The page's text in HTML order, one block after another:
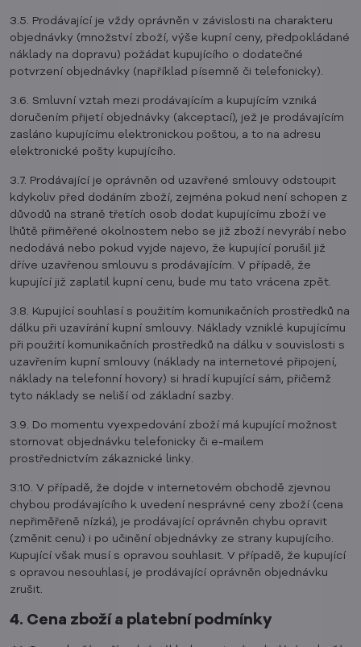
3.5. Prodávající je vždy oprávněn v závislosti na charakteru
objednávky (množství zboží, výše kupní ceny, předpokládané
náklady na dopravu) požádat kupujícího o dodatečné
potvrzení objednávky (například písemně či telefonicky).
3.6. Smluvní vztah mezi prodávajícím a kupujícím vzniká
doručením přijetí objednávky (akceptací), jež je prodávajícím
zasláno kupujícímu elektronickou poštou, a to na adresu
elektronické pošty kupujícího.
3.7. Prodávající je oprávněn od uzavřené smlouvy odstoupit
kdykoliv před dodáním zboží, zejména pokud není schopen z
důvodů na straně třetích osob dodat kupujícímu zboží ve
lhůtě přiměřené okolnostem nebo se již zboží nevyrábí nebo
nedodává nebo pokud vyjde najevo, že kupující porušil již
dříve uzavřenou smlouvu s prodávajícím. V případě, že
kupující již zaplatil kupní cenu, bude mu tato vrácena zpět.
3.8. Kupující souhlasí s použitím komunikačních prostředků na
dálku při uzavírání kupní smlouvy. Náklady vzniklé kupujícímu
při použití komunikačních prostředků na dálku v souvislosti s
uzavřením kupní smlouvy (náklady na internetové připojení,
náklady na telefonní hovory) si hradí kupující sám, přičemž
tyto náklady se neliší od základní sazby.
3.9. Do momentu vyexpedování zboží má kupující možnost
stornovat objednávku telefonicky či e-mailem
prostřednictvím zákaznické linky.
3.10. V případě, že dojde v internetovém obchodě zjevnou
chybou prodávajícího k uvedení nesprávné ceny zboží (cena
nepřiměřeně nízká), je prodávající oprávněn chybu opravit
(změnit cenu) i po učinění objednávky ze strany kupujícího.
Kupující však musí s opravou souhlasit. V případě, že kupující
s opravou nesouhlasí, je prodávající oprávněn objednávku
zrušit.
4. Cena zboží a platební podmínky